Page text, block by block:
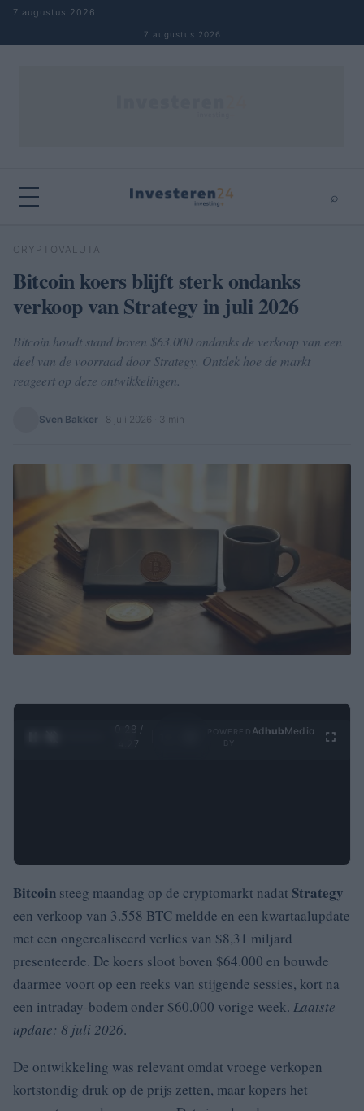
Naar inhoud springen
7 augustus 2026
7 augustus 2026
⌕
Zoeken
CRYPTOVALUTA
Bitcoin koers blijft sterk ondanks
verkoop van Strategy in juli 2026
Bitcoin houdt stand boven $63.000 ondanks de verkoop van een
deel van de voorraad door Strategy. Ontdek hoe de markt
reageert op deze ontwikkelingen.
Sven Bakker 8 juli 2026 · 3 min
0:28 /
4:27
Ad hubMedia
Bitcoin steeg maandag op de cryptomarkt nadat Strategy
een verkoop van 3.558 BTC meldde en een kwartaalupdate
met een ongerealiseerd verlies van $8,31 miljard
presenteerde. De koers sloot boven $64.000 en bouwde
daarmee voort op een reeks van stijgende sessies, kort na
een intraday-bodem onder $60.000 vorige week. Laatste
update: 8 juli 2026.
De ontwikkeling was relevant omdat vroege verkopen
kortstondig druk op de prijs zetten, maar kopers het